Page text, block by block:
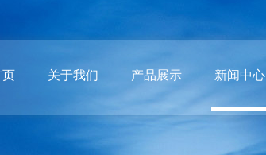
关于我们 产品展示 新闻中心